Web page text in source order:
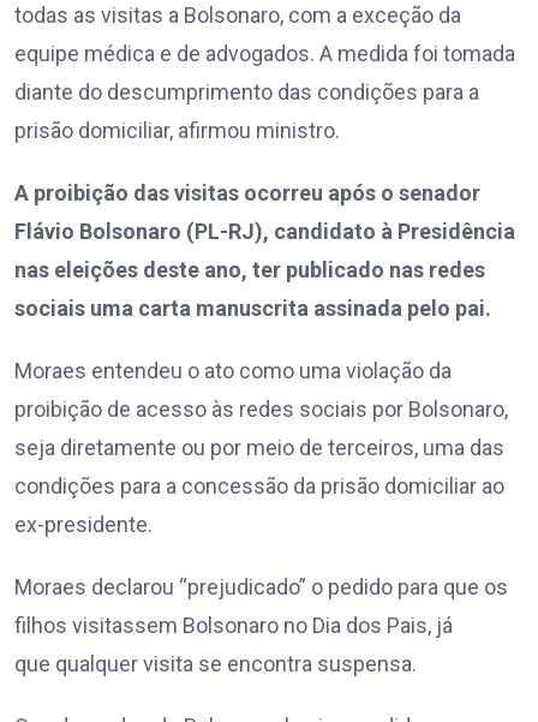
todas as visitas a Bolsonaro, com a exceção da
equipe médica e de advogados. A medida foi tomada
diante do descumprimento das condições para a
prisão domiciliar, afirmou ministro.
A proibição das visitas ocorreu após o senador
Flávio Bolsonaro (PL-RJ), candidato à Presidência
nas eleições deste ano, ter publicado nas redes
sociais uma carta manuscrita assinada pelo pai.
Moraes entendeu o ato como uma violação da
proibição de acesso às redes sociais por Bolsonaro,
seja diretamente ou por meio de terceiros, uma das
condições para a concessão da prisão domiciliar ao
ex-presidente.
Moraes declarou “prejudicado” o pedido para que os
filhos visitassem Bolsonaro no Dia dos Pais, já
que qualquer visita se encontra suspensa.